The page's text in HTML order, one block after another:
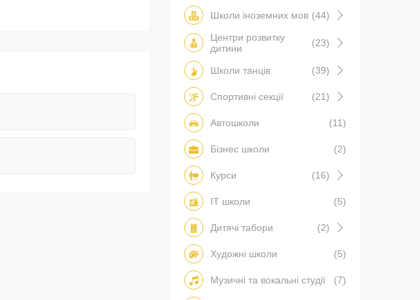
Школи іноземних мов (44)
Центри розвитку
дитини
(23)
Школи танців (39)
Спортивні секції (21)
Автошколи (11)
Бізнес школи (2)
Курси (16)
IT школи (5)
Дитячі табори (2)
Художні школи (5)
Музичні та вокальні студії (7)